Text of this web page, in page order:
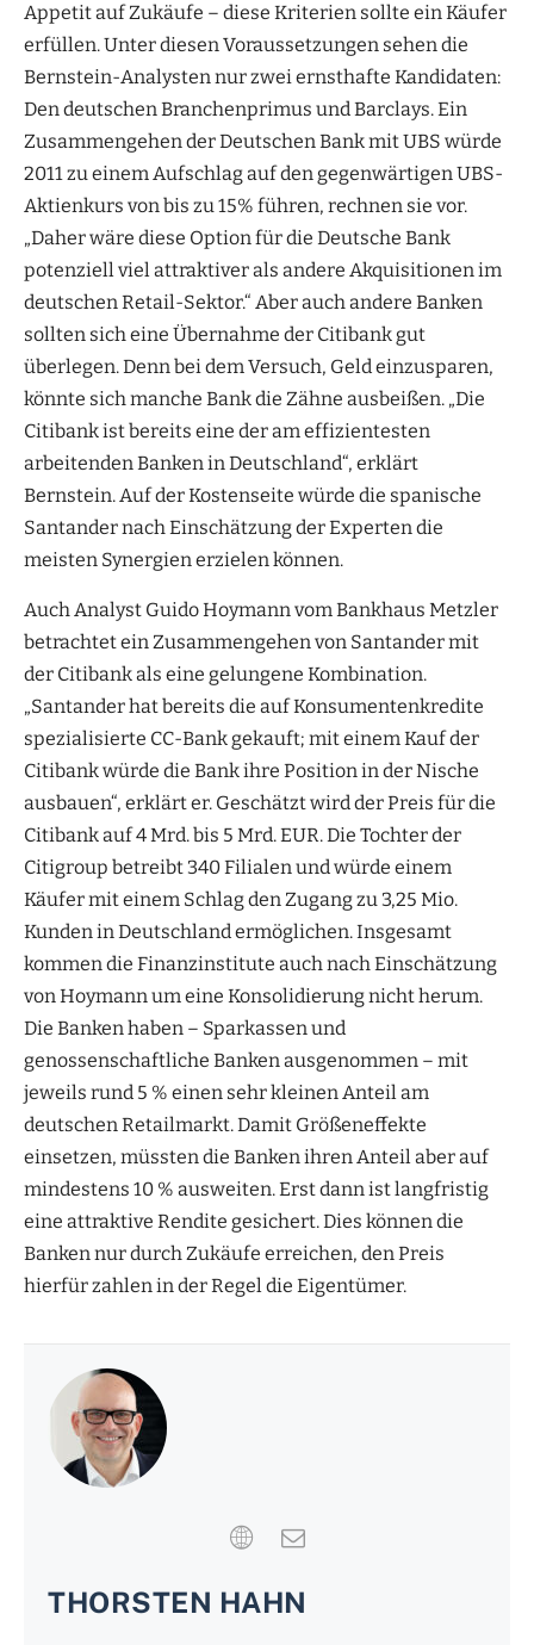
Appetit auf Zukäufe – diese Kriterien sollte ein Käufer
erfüllen. Unter diesen Voraussetzungen sehen die
Bernstein-Analysten nur zwei ernsthafte Kandidaten:
Den deutschen Branchenprimus und Barclays. Ein
Zusammengehen der Deutschen Bank mit UBS würde
2011 zu einem Aufschlag auf den gegenwärtigen UBS-
Aktienkurs von bis zu 15% führen, rechnen sie vor.
„Daher wäre diese Option für die Deutsche Bank
potenziell viel attraktiver als andere Akquisitionen im
deutschen Retail-Sektor.“ Aber auch andere Banken
sollten sich eine Übernahme der Citibank gut
überlegen. Denn bei dem Versuch, Geld einzusparen,
könnte sich manche Bank die Zähne ausbeißen. „Die
Citibank ist bereits eine der am effizientesten
arbeitenden Banken in Deutschland“, erklärt
Bernstein. Auf der Kostenseite würde die spanische
Santander nach Einschätzung der Experten die
meisten Synergien erzielen können.
Auch Analyst Guido Hoymann vom Bankhaus Metzler
betrachtet ein Zusammengehen von Santander mit
der Citibank als eine gelungene Kombination.
„Santander hat bereits die auf Konsumentenkredite
spezialisierte CC-Bank gekauft; mit einem Kauf der
Citibank würde die Bank ihre Position in der Nische
ausbauen“, erklärt er. Geschätzt wird der Preis für die
Citibank auf 4 Mrd. bis 5 Mrd. EUR. Die Tochter der
Citigroup betreibt 340 Filialen und würde einem
Käufer mit einem Schlag den Zugang zu 3,25 Mio.
Kunden in Deutschland ermöglichen. Insgesamt
kommen die Finanzinstitute auch nach Einschätzung
von Hoymann um eine Konsolidierung nicht herum.
Die Banken haben – Sparkassen und
genossenschaftliche Banken ausgenommen – mit
jeweils rund 5 % einen sehr kleinen Anteil am
deutschen Retailmarkt. Damit Größeneffekte
einsetzen, müssten die Banken ihren Anteil aber auf
mindestens 10 % ausweiten. Erst dann ist langfristig
eine attraktive Rendite gesichert. Dies können die
Banken nur durch Zukäufe erreichen, den Preis
hierfür zahlen in der Regel die Eigentümer.
THORSTEN HAHN